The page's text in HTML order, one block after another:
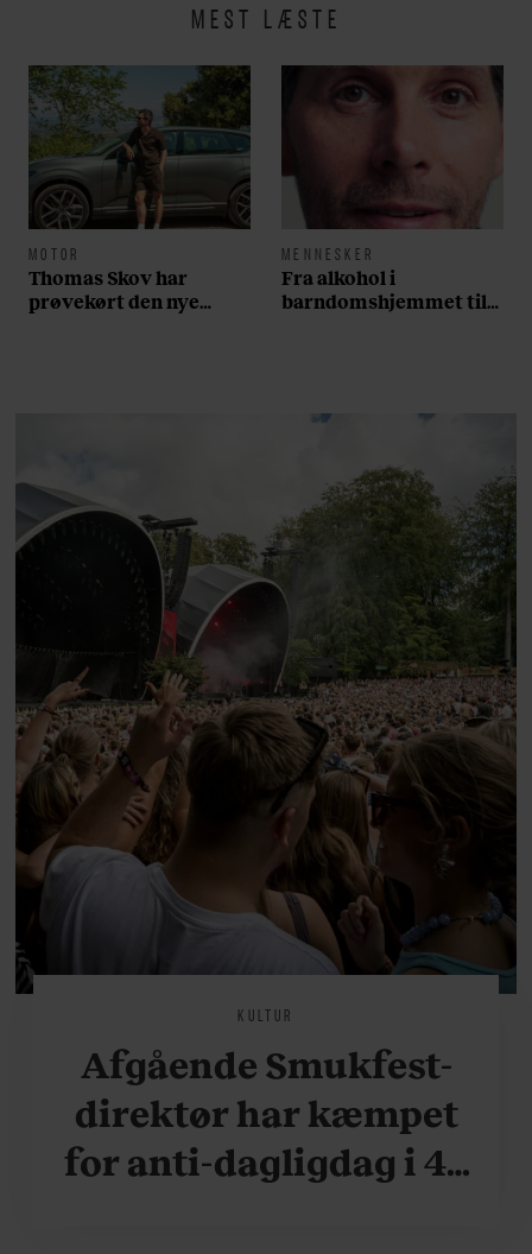
MEST LÆSTE
MOTOR
Thomas Skov har
prøvekørt den nye
MENNESKER
Fra alkohol i
barndomshjemmet til
KULTUR
Afgående Smukfest-
direktør har kæmpet
for anti-dagligdag i 46